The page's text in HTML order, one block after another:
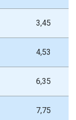
3,45
4,53
6,35
7,75